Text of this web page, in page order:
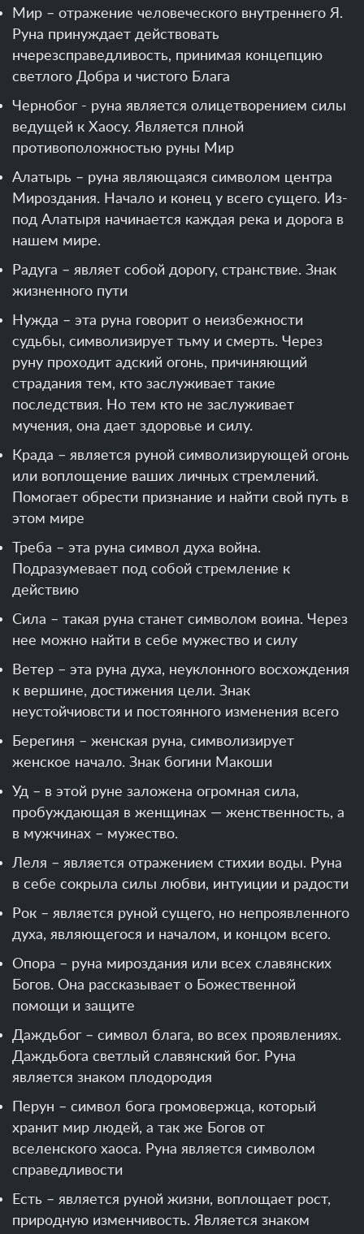
Мир – отражение человеческого внутреннего Я.
Руна принуждает действовать
нчерезсправедливость, принимая концепцию
светлого Добра и чистого Блага
Чернобог - руна является олицетворением силы
ведущей к Хаосу. Является плной
противоположностью руны Мир
Алатырь – руна являющаяся символом центра
Мироздания. Начало и конец у всего сущего. Из-
под Алатыря начинается каждая река и дорога в
нашем мире.
Радуга – являет собой дорогу, странствие. Знак
жизненного пути
Нужда – эта руна говорит о неизбежности
судьбы, символизирует тьму и смерть. Через
руну проходит адский огонь, причиняющий
страдания тем, кто заслуживает такие
последствия. Но тем кто не заслуживает
мучения, она дает здоровье и силу.
Крада – является руной символизирующей огонь
или воплощение ваших личных стремлений.
Помогает обрести признание и найти свой путь в
этом мире
Треба – эта руна символ духа война.
Подразумевает под собой стремление к
действию
Сила – такая руна станет символом воина. Через
нее можно найти в себе мужество и силу
Ветер – эта руна духа, неуклонного восхождения
к вершине, достижения цели. Знак
неустойчиовсти и постоянного изменения всего
Берегиня – женская руна, символизирует
женское начало. Знак богини Макоши
Уд – в этой руне заложена огромная сила,
пробуждающая в женщинах — женственность, а
в мужчинах – мужество.
Леля – является отражением стихии воды. Руна
в себе сокрыла силы любви, интуиции и радости
Рок – является руной сущего, но непроявленного
духа, являющегося и началом, и концом всего.
Опора – руна мироздания или всех славянских
Богов. Она рассказывает о Божественной
помощи и защите
Даждьбог – символ блага, во всех проявлениях.
Даждьбога светлый славянский бог. Руна
является знаком плодородия
Перун – символ бога громовержца, который
хранит мир людей, а так же Богов от
вселенского хаоса. Руна является символом
справедливости
Есть – является руной жизни, воплощает рост,
природную изменчивость. Является знаком